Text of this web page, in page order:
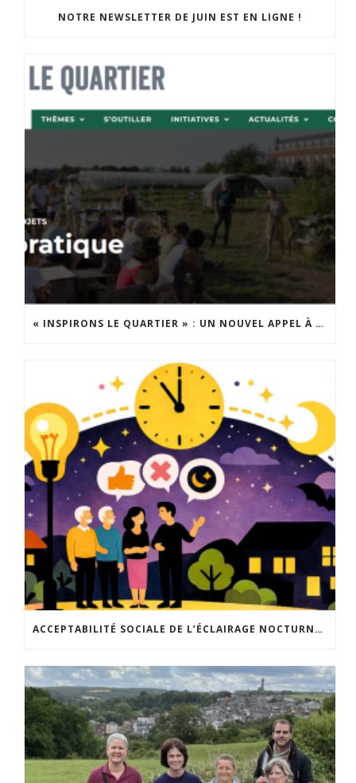
NOTRE NEWSLETTER DE JUIN EST EN LIGNE !
« INSPIRONS LE QUARTIER » : UN NOUVEL APPEL À PROJETS EST LANCÉ !
ACCEPTABILITÉ SOCIALE DE L’ÉCLAIRAGE NOCTURNE : LE REPLAY EST DISPONIBLE